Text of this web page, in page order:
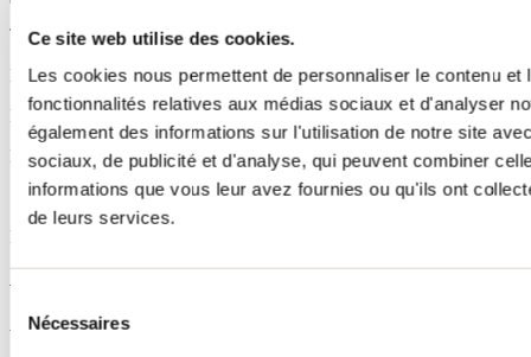
Ce site web utilise des cookies.
Les cookies nous permettent de personnaliser le contenu
fonctionnalités relatives aux médias sociaux et d'analyser
également des informations sur l'utilisation de notre site
sociaux, de publicité et d'analyse, qui peuvent combiner
informations que vous leur avez fournies ou qu'ils ont
de leurs services.
du Nécessaires
Type de sentier
Boucle
Période d’ouverture
En tout temps l’hiver
Services
Refuge
Accès au sentier